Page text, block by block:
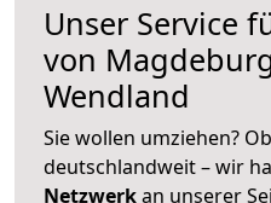
Unser Service
von
Wendland
Sie wollen umziehen?
deutschlandweit – wir
Netzwerkan unserer